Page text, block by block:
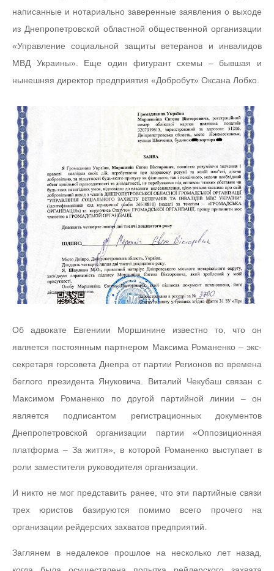
написанные и нотариально заверенные заявления о выходе
из Днепропетровской областной общественной организации
«Управление социальной защиты ветеранов и инвалидов
МВД Украины». Еще один фигурант схемы – бывшая и
нынешняя директор предприятия «Добробут» Оксана Лобко.
Об адвокате Евгениии Моршинине известно то, что он
является постоянным партнером Максима Романенко – экс-
секретаря горсовета Днепра от партии Регионов во времена
беглого президента Януковича. Виталий Чекубаш связан с
Максимом Романенко по другой партийной линии – он
является подписантом регистрационных документов
Днепропетровской организации партии «Оппозиционная
платформа – За життя», в которой Романенко выступает в
роли заместителя руководителя организации.
И никто не мог представить ранее, что эти партийные связи
трех юристов базируются помимо всего прочего на
организации рейдерских захватов предприятий.
Заглянем в недалекое прошлое на несколько лет назад,